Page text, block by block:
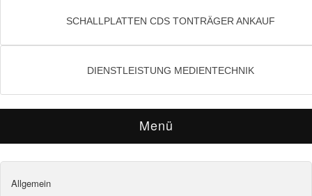
SCHALLPLATTEN CDS TONTRÄGER ANKAUF
DIENSTLEISTUNG MEDIENTECHNIK
Menü
Allgemein